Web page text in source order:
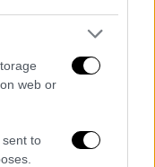
web or
to
του κλάδου
στην
επιβάλει η
«δια πυρός
δικαστικές